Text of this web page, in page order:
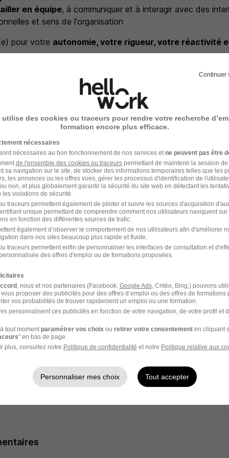
en équipe, à communiquer et à interagir avec des
et sens de l'organisation
pour votre autonomie, votre rigueur, votre réactivité
nous vous accompagnons dans la recherche de votre
que votre avenir professionnel mérite toute notre
née de l'envie de proposer à nos clients et candidats le
C'est la connaissance de chacun qui nous permet
réussi !
par des collaborateurs passionnés experts des métiers
sur une découverte poussée des besoins de nos
de poste en adéquation avec le profil recherché. S'en
sur la sélection des candidats et la qualité des
à sa candidature.
permet d'identifier les compétences, le savoir-être et les
et les tests de personnalité permettent de finaliser une
sur l'offre à pourvoir, l'entreprise, le contexte de
nos candidats depuis la préparation des entretiens
réactivité, conseils : nous sommes à vos côtés pour
et le projet professionnel de nos candidats par des
Continuer
utilise des cookies ou traceurs pour rendre votre recherche
formation encore plus efficace.
nécessaires
nécessaires au bon fonctionnement de nos services et ne peuvent pas être
de l'ensemble des cookies ou traceurspermettant de maintenir la session
sa navigation sur le site, de stocker des informations temporaires telles que les
les annonces ou les offres vues, gérer les processus d'identification de
non, et plus globalement garantir la sécurité du site web en détectant les
violations de sécurité.
traceurs permettent également de piloter et suivre les sources d'acquisition
unique permettant de comprendre comment nos utilisateurs naviguent sur
en fonction des différentes sources de trafic.
également d’observer le comportement de nos utilisateurs afin d'améliorer
dans nos sites beaucoup plus rapide et fluide.
traceurs permettent enfin de personnaliser les interfaces de consultation et
des offres d'emploi ou de formations proposées.
, nous et nos partenaires (Facebook, Google Ads, Critéo, Bing,) pouvons
proposer des publicités pour des offres d’emploi ou des offres de formations
vos probabilités de trouver rapidement un emploi ou une formation.
personnalisent ces publicités en fonction de votre navigation, de votre profil et
tout moment paramétrer vos choix ou retirer votre consentementen cliquant
" en bas de page.
plus, consultez notre Politique de confidentialité et notre Politique relative aux
Personnaliser mes choix Tout accepter